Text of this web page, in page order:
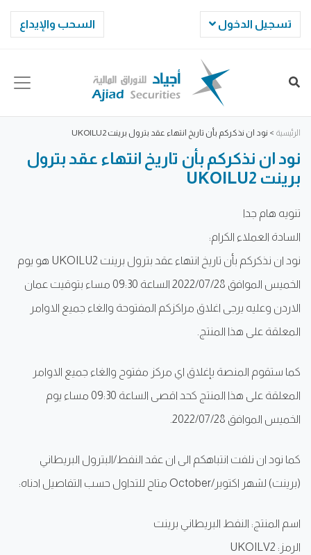
السحب والإيداع تسجيل الدخول
الرئيسية > نود ان نذكركم بأن تاريخ انتهاء عقد بترول برينت UKOILU2
نود ان نذكركم بأن تاريخ انتهاء عقد بترول
برينت UKOILU2
تنويه هام جدا
السادة العملاء الكرام:
نود ان نذكركم بأن تاريخ انتهاء عقد بترول برينت UKOILU2 هو يوم
الخميس الموافق 2022/07/28 الساعة 09:30 مساء بتوقيت عمان
الاردن وعليه يرجى اغلاق مراكزكم المفتوحة والغاء جميع الاوامر
المعلقة على هذا المنتج.
كما ستقوم المنصة بإغلاق اي مركز مفتوح والغاء جميع الاوامر
المعلقة على هذا المنتج كحد اقصى الساعة 09:30 مساء يوم
الخميس الموافق 2022/07/28.
كما نود ان نلفت انتباهكم الى ان عقد النفط/البترول البريطاني
(برينت) لشهر اكتوبر/October متاح للتداول حسب التفاصيل ادناه:
اسم المنتج: النفط البريطاني برينت
الرمز: UKOILV2